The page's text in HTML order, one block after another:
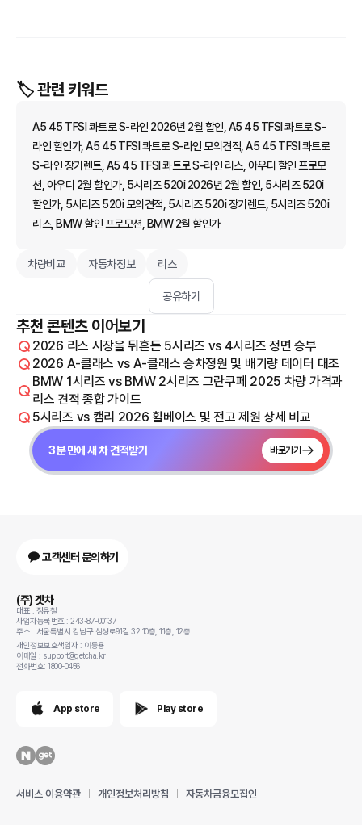
🏷️ 관련 키워드
A5 45 TFSI 콰트로 S-라인 2026년 2월 할인, A5 45 TFSI 콰트로 S-
라인 할인가, A5 45 TFSI 콰트로 S-라인 모의견적, A5 45 TFSI 콰트로
S-라인 장기렌트, A5 45 TFSI 콰트로 S-라인 리스, 아우디 할인 프로모
션, 아우디 2월 할인가, 5시리즈 520i 2026년 2월 할인, 5시리즈 520i
할인가, 5시리즈 520i 모의견적, 5시리즈 520i 장기렌트, 5시리즈 520i
리스, BMW 할인 프로모션, BMW 2월 할인가
차량비교 자동차정보 리스
공유하기
추천 콘텐츠 이어보기
2026 리스 시장을 뒤흔든 5시리즈 vs 4시리즈 정면 승부
2026 A-클래스 vs A-클래스 승차정원 및 배기량 데이터 대조
BMW 1시리즈 vs BMW 2시리즈 그란쿠페 2025 차량 가격과
리스 견적 종합 가이드
5시리즈 vs 캠리 2026 휠베이스 및 전고 제원 상세 비교
3분 만에 새 차 견적받기 바로가기
고객센터 문의하기
(주) 겟차
대표 : 정유철
사업자등록번호 : 243-87-00137
주소 : 서울특별시 강남구 삼성로91길 32 10층, 11층, 12층
개인정보보호책임자 : 이동용
이메일 : support@getcha.kr
전화번호: 1800-0456
App store Play store
서비스 이용약관 개인정보처리방침 자동차금융모집인